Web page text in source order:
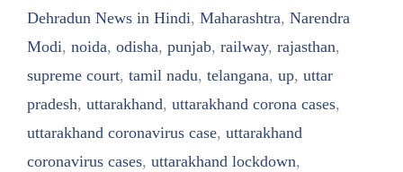
Dehradun News in Hindi, Maharashtra, Narendra
Modi, noida, odisha, punjab, railway, rajasthan,
supreme court, tamil nadu, telangana, up, uttar
pradesh, uttarakhand, uttarakhand corona cases,
uttarakhand coronavirus case, uttarakhand
coronavirus cases, uttarakhand lockdown,